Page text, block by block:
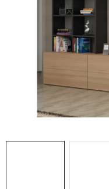
CHOVATELSKÉ POTŘEBY
ZAHRADA
OSTATNÍ